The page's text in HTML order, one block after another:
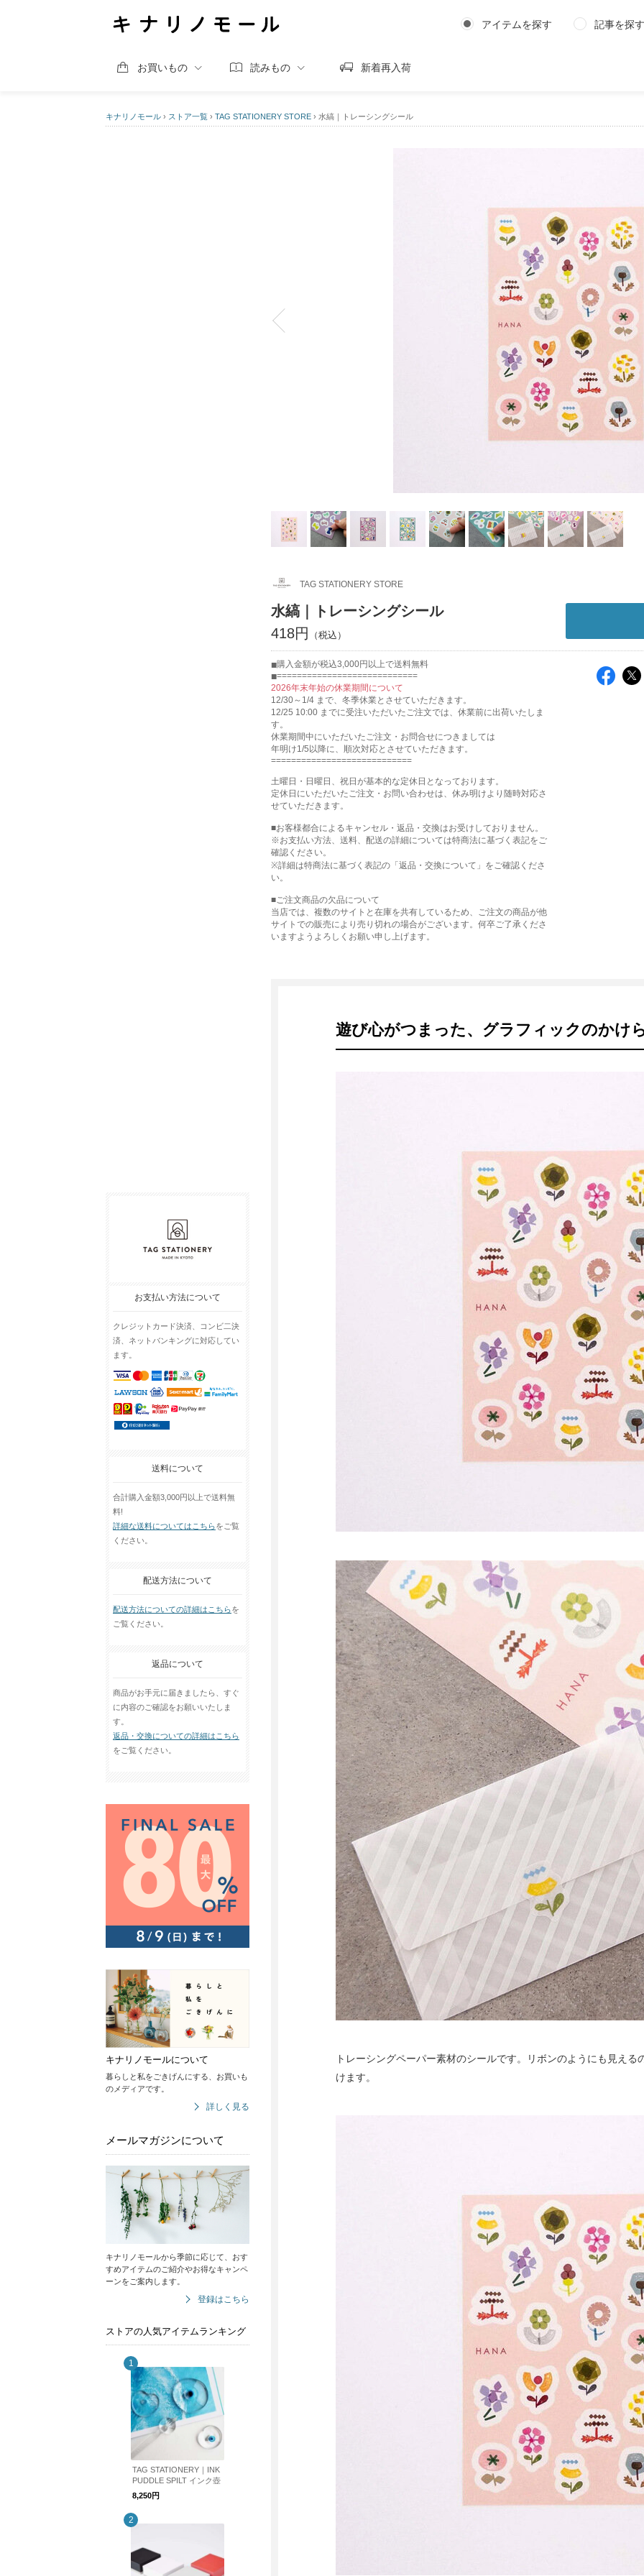
アイテムを探す 記事を探す
お買いもの 読みもの 新着再入荷
キナリノモール › ストア一覧 › TAG STATIONERY STORE › 水縞｜トレーシングシール
お支払い方法について
クレジットカード決済、コンビ二決
済、ネットバンキングに対応してい
ます。
送料について
合計購入金額3,000円以上で送料無
料!
詳細な送料についてはこちらをご覧
ください。
配送方法について
配送方法についての詳細はこちらを
ご覧ください。
返品について
商品がお手元に届きましたら、すぐ
に内容のご確認をお願いいたしま
す。
返品・交換についての詳細はこちら
をご覧ください。
キナリノモールについて
暮らしと私をごきげんにする、お買いも
のメディアです。
詳しく見る
メールマガジンについて
キナリノモールから季節に応じて、おす
すめアイテムのご紹介やお得なキャンペ
ーンをご案内します。
登録はこちら
ストアの人気アイテムランキング
TAG STATIONERY｜INK
PUDDLE SPILT インク壺
8,250円
TAG STATIONERY STORE
水縞｜トレーシングシール
418円
購入金額が税込3,000円以上で送料無料
============================
2026年末年始の休業期間について
12/30～1/4 まで、冬季休業とさせていただきます。
12/25 10:00 までに受注いただいたご注文では、休業前に出荷いたしま
す。
休業期間中にいただいたご注文・お問合せにつきましては
年明け1/5以降に、順次対応とさせていただきます。
============================
土曜日・日曜日、祝日が基本的な定休日となっております。
定休日にいただいたご注文・お問い合わせは、休み明けより随時対応さ
せていただきます。
■お客様都合によるキャンセル・返品・交換はお受けしておりません。
※お支払い方法、送料、配送の詳細については特商法に基づく表記をご
確認ください。
※詳細は特商法に基づく表記の「返品・交換について」をご確認くださ
い。
■ご注文商品の欠品について
当店では、複数のサイトと在庫を共有しているため、ご注文の商品が他
サイトでの販売により売り切れの場合がございます。何卒ご了承くださ
いますようよろしくお願い申し上げます。
遊び心がつまった、グラフィックのかけ
トレーシングペーパー素材のシールです。リボンのようにも見え
けます。